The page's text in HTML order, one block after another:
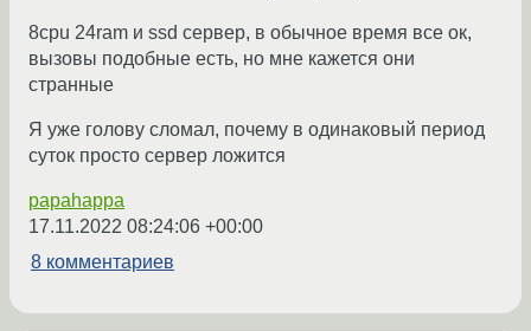
8cpu 24ram и ssd сервер, в обычное время все ок,
вызовы подобные есть, но мне кажется они
странные
Я уже голову сломал, почему в одинаковый период
суток просто сервер ложится
papahappa
17.11.2022 08:24:06 +00:00
8 комментариев